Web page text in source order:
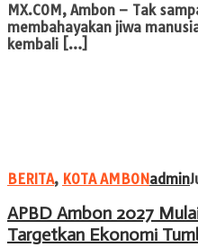
MX.COM, Ambon – Tak
membahayakan jiwa
kembali […]
BERITA, KOTA AMBONadmin
APBD Ambon 2027
Targetkan Ekonomi